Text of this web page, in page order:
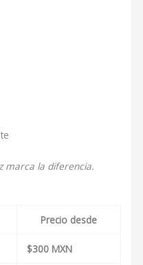
marca la diferencia.
Precio desde
$300 MXN